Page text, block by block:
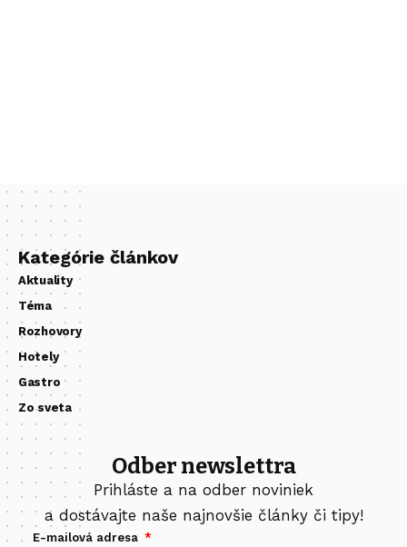
Kategórie článkov
Aktuality
Téma
Rozhovory
Hotely
Gastro
Zo sveta
Odber newslettra
Prihláste a na odber noviniek
a dostávajte naše najnovšie články či tipy!
E-mailová adresa